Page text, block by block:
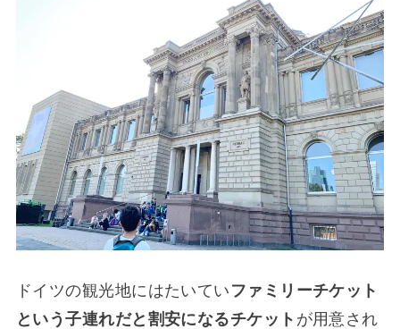
ドイツの観光地にはたいてい ファミリーチケット
という子連れだと割安になるチケット が用意され